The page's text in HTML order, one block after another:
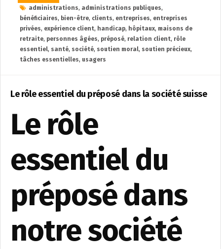
administrations, administrations publiques,
bénéficiaires, bien-être, clients, entreprises, entreprises
privées, expérience client, handicap, hôpitaux, maisons de
retraite, personnes âgées, préposé, relation client, rôle
essentiel, santé, société, soutien moral, soutien précieux,
tâches essentielles, usagers
Le rôle essentiel du préposé dans la société suisse
Le rôle
essentiel du
préposé dans
notre société